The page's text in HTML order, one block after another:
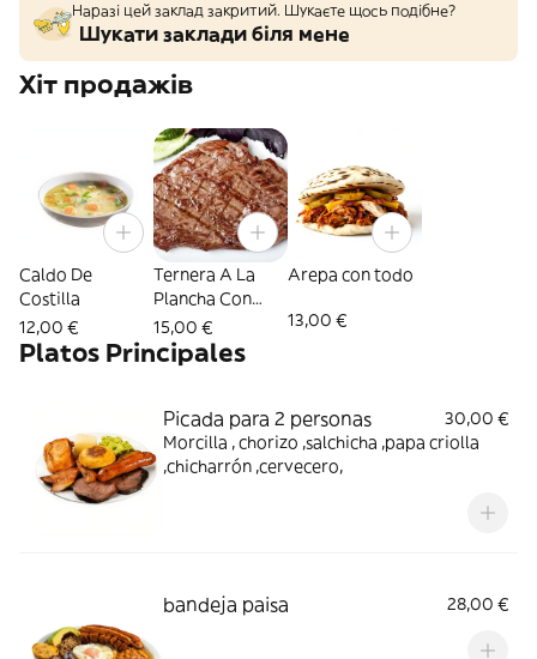
Наразі цей заклад закритий. Шукаєте щось подібне?
Шукати заклади біля мене
Хіт продажів
Caldo De
Costilla
12,00 €
Ternera A La
Plancha Con
Guarnición
15,00 €
Arepa con todo
13,00 €
Platos Principales
Picada para 2 personas
30,00 €
Morcilla , chorizo ,salchicha ,papa criolla
,chicharrón ,cervecero,
bandeja paisa 28,00 €